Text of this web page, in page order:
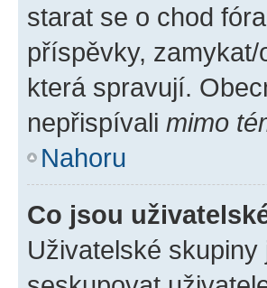
starat se o chod
příspěvky,
která spravují.
nepřispívali mimo
Nahoru
Co jsou
Uživatelské